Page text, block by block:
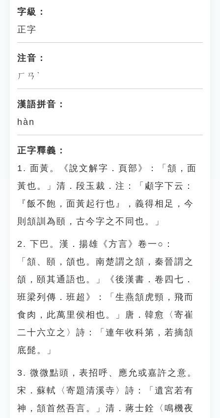
字級：
正字
注音：
ㄏㄢˋ
漢語拼音：
hàn
正字釋義：
1. 面黃。《說文解字．頁部》：「頷，面
黃也。」清．段玉裁．注：「顑字下云：
『飯不飽，面黃起行也』，義得相足，今
則頷訓為頤，古今字之不同也。」
2. 下巴。漢．揚雄《方言》卷一○：
「頷、頤，頜也。南楚謂之頷，秦晉謂之
頜，頤其通語也。」《後漢書．卷四七．
班梁列傳．班超》：「生燕頷虎頸，飛而
食肉，此萬里侯相也。」唐．韓愈〈寄崔
二十六立之〉詩：「連年收科第，若摘頷
底髭。」
3. 微微點頭，表招呼、應允或嘉許之意。
宋．蘇軾〈寄題清溪寺〉詩：「遺宮若有
神，頷首然吾言。」清．蔣士銓〈鳴機夜